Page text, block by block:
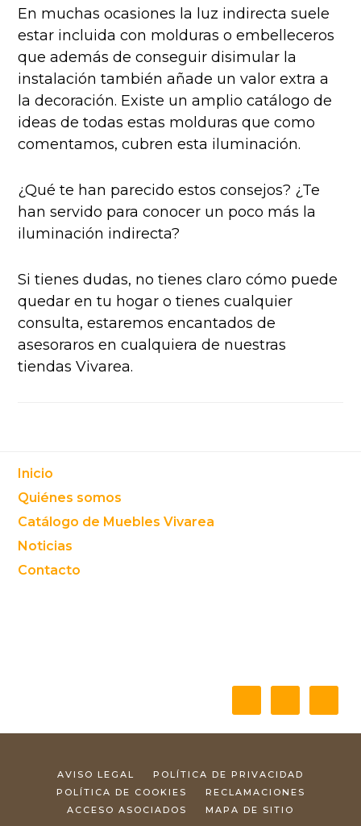
En muchas ocasiones la luz indirecta suele
estar incluida con molduras o embelleceros
que además de conseguir disimular la
instalación también añade un valor extra a
la decoración. Existe un amplio catálogo de
ideas de todas estas molduras que como
comentamos, cubren esta iluminación.
¿Qué te han parecido estos consejos? ¿Te
han servido para conocer un poco más la
iluminación indirecta?
Si tienes dudas, no tienes claro cómo puede
quedar en tu hogar o tienes cualquier
consulta, estaremos encantados de
asesoraros en cualquiera de nuestras
tiendas Vivarea.
Footer
Inicio
Quiénes somos
Catálogo de Muebles Vivarea
Noticias
Contacto
AVISO LEGAL
POLÍTICA DE PRIVACIDAD
POLÍTICA DE COOKIES
RECLAMACIONES
ACCESO ASOCIADOS
MAPA DE SITIO